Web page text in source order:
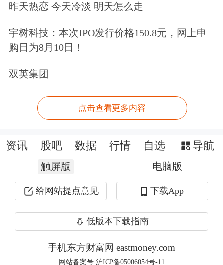
是：为什么这些在海外成熟市场上市的
公司会价格上不去、不受投资者欢迎或
者无法获得资金配置。“很有可能是大
家对公司的成长不是很看好，这是证券
市场最基本的用脚投票的原则。如果是
这样的话，把它放到国内市场上就能够
做好吗？这是公司本身的问题，不是转
在的把三板变成场内市场的强烈倾向，
她表示，新三板的发展要把重点放在场
昨天热恋 今天冷淡 明天怎么走
宇树科技：本次IPO发行价格150.8元，网上申
购日为8月10日！
双英集团
点击查看更多内容
资讯 股吧 数据 行情 自选 导航
触屏版 电脑版
给网站提点意见 下载App
低版本下载指南
手机东方财富网 eastmoney.com
网站备案号:沪ICP备05006054号-11